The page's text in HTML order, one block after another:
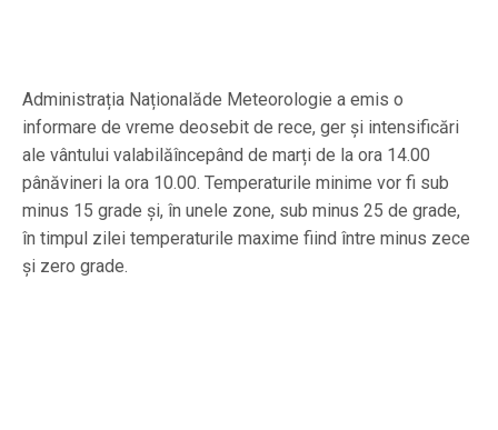
Administrația Naționalăde Meteorologie a emis o
informare de vreme deosebit de rece, ger și intensificări
ale vântului valabilăîncepând de marți de la ora 14.00
pânăvineri la ora 10.00. Temperaturile minime vor fi sub
minus 15 grade și, în unele zone, sub minus 25 de grade,
în timpul zilei temperaturile maxime fiind între minus zece
și zero grade.